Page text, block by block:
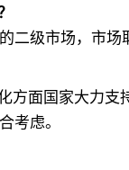
级市场，市场
面国家大力
考虑。